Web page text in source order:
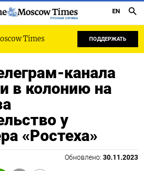
РУССКАЯ СЛУЖБА
EN
Times ПОДДЕРЖАТЬ
канала
в колонию на
у
«Ростеха»
Обновлено: 30.11.2023